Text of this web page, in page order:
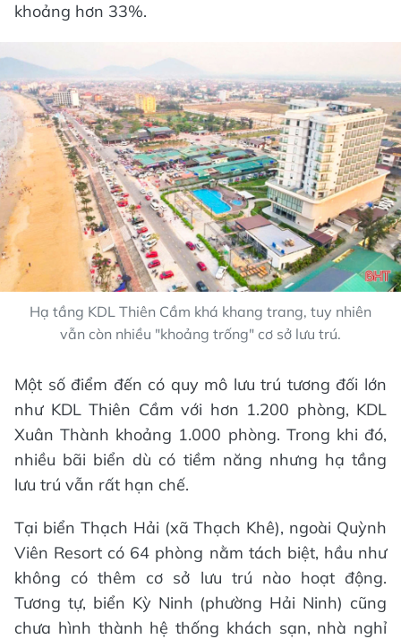
khoảng hơn 33%.
Hạ tầng KDL Thiên Cầm khá khang trang, tuy nhiên
vẫn còn nhiều "khoảng trống" cơ sở lưu trú.
Một số điểm đến có quy mô lưu trú tương đối lớn
như KDL Thiên Cầm với hơn 1.200 phòng, KDL
Xuân Thành khoảng 1.000 phòng. Trong khi đó,
nhiều bãi biển dù có tiềm năng nhưng hạ tầng
lưu trú vẫn rất hạn chế.
Tại biển Thạch Hải (xã Thạch Khê), ngoài Quỳnh
Viên Resort có 64 phòng nằm tách biệt, hầu như
không có thêm cơ sở lưu trú nào hoạt động.
Tương tự, biển Kỳ Ninh (phường Hải Ninh) cũng
chưa hình thành hệ thống khách sạn, nhà nghỉ